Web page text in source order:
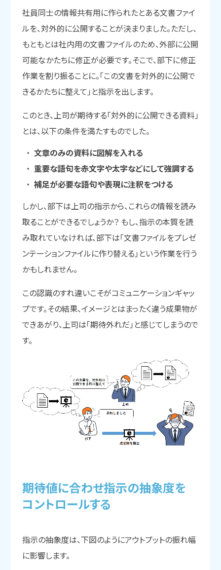
社員同士の情報共有用に作られたとある文書ファイ
ルを、対外的に公開することが決まりました。ただし、
もともとは社内用の文書ファイルのため、外部に公開
可能なかたちに修正が必要です。そこで、部下に修正
作業を割り振ることに。「この文書を対外的に公開で
きるかたちに整えて」と指示を出します。
このとき、上司が期待する「対外的に公開できる資料」
とは、以下の条件を満たすものでした。
文章のみの資料に図解を入れる
重要な語句を赤文字や太字などにして強調する
補足が必要な語句や表現に注釈をつける
しかし、部下は上司の指示から、これらの情報を読み
取ることができるでしょうか？ もし、指示の本質を読
み取れていなければ、部下は「文書ファイルをプレゼ
ンテーションファイルに作り替える」という作業を行う
かもしれません。
この認識のすれ違いこそがコミュニケーションギャッ
プです。その結果、イメージとはまったく違う成果物が
できあがり、上司は「期待外れだ」と感じてしまうので
す。
期待値に合わせ指示の抽象度を
コントロールする
指示の抽象度は、下図のようにアウトプットの振れ幅
に影響します。